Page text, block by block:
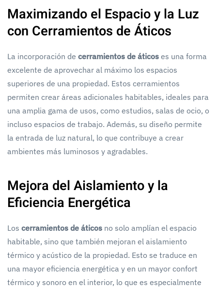
Maximizando el Espacio y la Luz
con Cerramientos de Áticos
La incorporación de cerramientos de áticos es una forma
excelente de aprovechar al máximo los espacios
superiores de una propiedad. Estos cerramientos
permiten crear áreas adicionales habitables, ideales para
una amplia gama de usos, como estudios, salas de ocio, o
incluso espacios de trabajo. Además, su diseño permite
la entrada de luz natural, lo que contribuye a crear
ambientes más luminosos y agradables.
Mejora del Aislamiento y la
Eficiencia Energética
Los cerramientos de áticos no solo amplían el espacio
habitable, sino que también mejoran el aislamiento
térmico y acústico de la propiedad. Esto se traduce en
una mayor eficiencia energética y en un mayor confort
térmico y sonoro en el interior, lo que es especialmente